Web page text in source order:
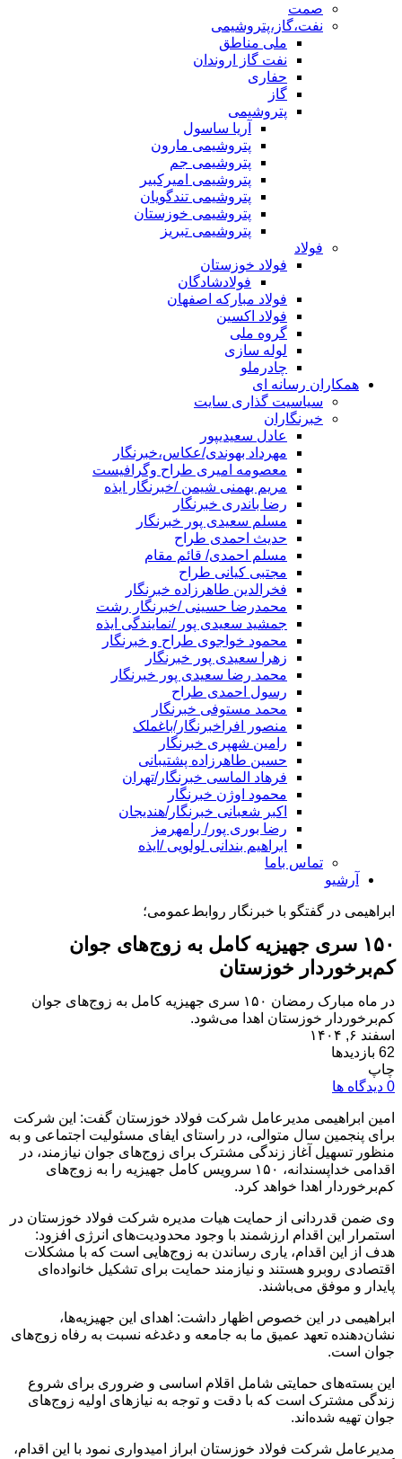
صمت
نفت،گاز،پتروشیمی
ملی مناطق
نفت گاز اروندان
حفاری
گاز
پتروشیمی
آریا ساسول
پتروشیمی مارون
پتروشیمی جم
پتروشیمی امیرکبیر
پتروشیمی تندگویان
پتروشیمی خوزستان
پتروشیمی تبریز
فولاد
فولاد خوزستان
فولادشادگان
فولاد مبارکه اصفهان
فولاد اکسین
گروه ملی
لوله سازی
چادرملو
همکاران رسانه ای
سیاسیت گذاری سایت
خبرنگاران
عادل سعیدیپور
مهرداد بهوندی/عکاس،خبرنگار
معصومه امیری طراح وگرافیست
مریم بهمنی شیمن /خبرنگار ایذه
رضا باندری خبرنگار
مسلم سعیدی پور خبرنگار
حدیث احمدی طراح
مسلم احمدی/ قائم مقام
مجتبی کیانی طراح
فخرالدین طاهرزاده خبرنگار
محمدرضا حسینی /خبرنگار رشت
جمشید سعیدی پور /نمایندگی ایذه
محمود خواجوی طراح و خبرنگار
زهرا سعیدی پور خبرنگار
محمد رضا سعیدی پور خبرنگار
رسول احمدی طراح
محمد مستوفی خبرنگار
منصور افراخبرنگار/باغملک
رامین شهپری خبرنگار
حسین طاهرزاده پشتیبانی
فرهاد الماسی خبرنگار/تهران
محمود اوژن خبرنگار
اکبر شعبانی خبرنگار/هندیجان
رضا بوری پور/ رامهرمز
ابراهیم بندانی لولویی /ایذه
تماس باما
آرشیو
ابراهیمی در گفتگو با خبرنگار روابط‌عمومی؛
۱۵۰ سری جهیزیه کامل به زوج‌های جوان
کم‌برخوردار خوزستان
در ماه مبارک رمضان ۱۵۰ سری جهیزیه کامل به زوج‌های جوان
کم‌برخوردار خوزستان اهدا می‌شود.
اسفند ۶, ۱۴۰۴
62 بازدیدها
چاپ
0 دیدگاه ها
امین ابراهیمی مدیرعامل شرکت فولاد خوزستان گفت: این شرکت
برای پنجمین سال متوالی، در راستای ایفای مسئولیت اجتماعی و به
منظور تسهیل آغاز زندگی مشترک برای زوج‌های جوان نیازمند، در
اقدامی خداپسندانه، ۱۵۰ سرویس کامل جهیزیه را به زوج‌های
کم‌برخوردار اهدا خواهد کرد.
وی ضمن قدردانی از حمایت هیات مدیره شرکت فولاد خوزستان در
استمرار این اقدام ارزشمند با وجود محدودیت‌های انرژی افزود:
هدف از این اقدام، یاری رساندن به زوج‌هایی است که با مشکلات
اقتصادی روبرو هستند و نیازمند حمایت برای تشکیل خانواده‌ای
پایدار و موفق می‌باشند.
ابراهیمی در این خصوص اظهار داشت: اهدای این جهیزیه‌ها،
نشان‌دهنده تعهد عمیق ما به جامعه و دغدغه نسبت به رفاه زوج‌های
جوان است.
این بسته‌های حمایتی شامل اقلام اساسی و ضروری برای شروع
زندگی مشترک است که با دقت و توجه به نیازهای اولیه زوج‌های
جوان تهیه شده‌اند.
مدیرعامل شرکت فولاد خوزستان ابراز امیدواری نمود با این اقدام،